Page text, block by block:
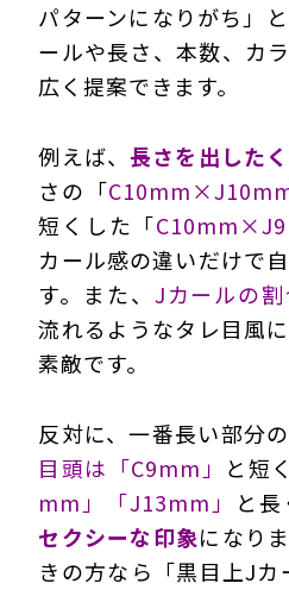
パターンになりがち」
ールや長さ、本数、カ
広く提案できます。
例えば、長さを出した
さの「
短くした「
カール感の違いだけで
す。また、 Jカールの割
流れるようなタレ目風
素敵です。
反対に、一番長い部分
目頭は「C9mm」 と短
mm」「J13mm」
と長
セクシーな印象になり
きの方なら「黒目上J